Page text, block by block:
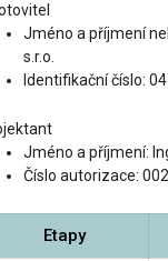
Jméno a příjmení
s.r.o.
Identifikační číslo:
Jméno a příjmení:
Číslo autorizace:
Etapy